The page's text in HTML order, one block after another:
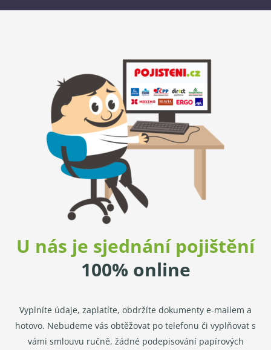
U nás je sjednání pojištění
100% online
Vyplníte údaje, zaplatíte, obdržíte dokumenty e-mailem a
hotovo. Nebudeme vás obtěžovat po telefonu či vyplňovat s
vámi smlouvu ručně, žádné podepisování papírových